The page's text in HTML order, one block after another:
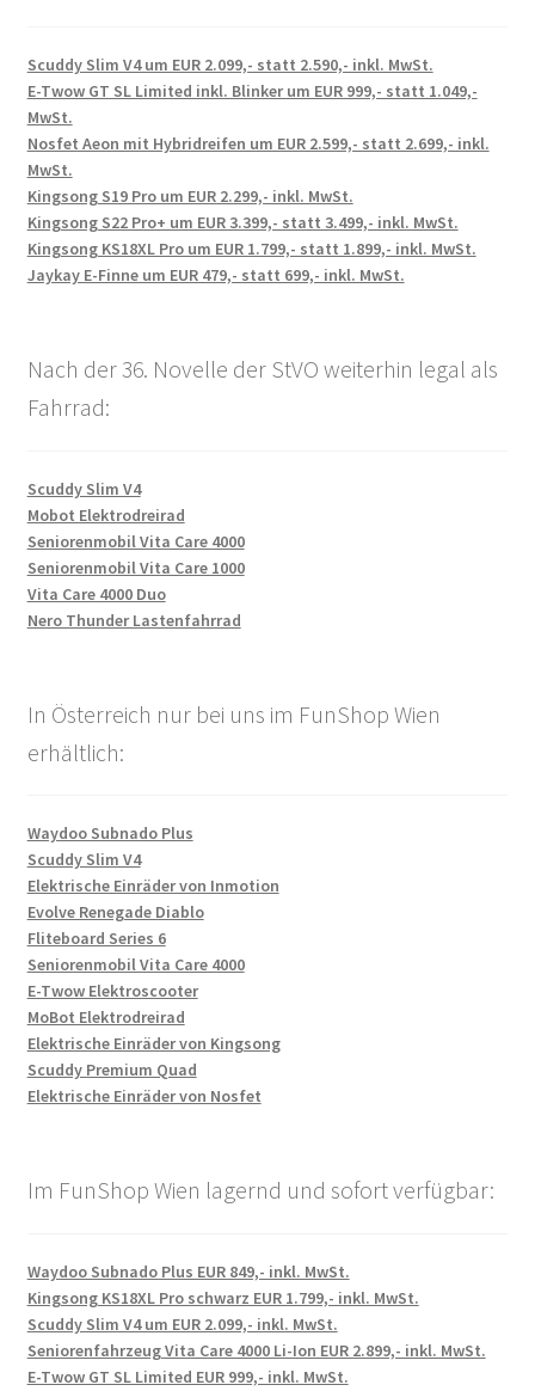
Scuddy Slim V4 um EUR 2.099,- statt 2.590,- inkl. MwSt.
E-Twow GT SL Limited inkl. Blinker um EUR 999,- statt 1.049,-
MwSt.
Nosfet Aeon mit Hybridreifen um EUR 2.599,- statt 2.699,- inkl.
MwSt.
Kingsong S19 Pro um EUR 2.299,- inkl. MwSt.
Kingsong S22 Pro+ um EUR 3.399,- statt 3.499,- inkl. MwSt.
Kingsong KS18XL Pro um EUR 1.799,- statt 1.899,- inkl. MwSt.
Jaykay E-Finne um EUR 479,- statt 699,- inkl. MwSt.
Nach der 36. Novelle der StVO weiterhin legal als
Fahrrad:
Scuddy Slim V4
Mobot Elektrodreirad
Seniorenmobil Vita Care 4000
Seniorenmobil Vita Care 1000
Vita Care 4000 Duo
Nero Thunder Lastenfahrrad
In Österreich nur bei uns im FunShop Wien
erhältlich:
Waydoo Subnado Plus
Scuddy Slim V4
Elektrische Einräder von Inmotion
Evolve Renegade Diablo
Fliteboard Series 6
Seniorenmobil Vita Care 4000
E-Twow Elektroscooter
MoBot Elektrodreirad
Elektrische Einräder von Kingsong
Scuddy Premium Quad
Elektrische Einräder von Nosfet
Im FunShop Wien lagernd und sofort verfügbar:
Waydoo Subnado Plus EUR 849,- inkl. MwSt.
Kingsong KS18XL Pro schwarz EUR 1.799,- inkl. MwSt.
Scuddy Slim V4 um EUR 2.099,- inkl. MwSt.
Seniorenfahrzeug Vita Care 4000 Li-Ion EUR 2.899,- inkl. MwSt.
E-Twow GT SL Limited EUR 999,- inkl. MwSt.